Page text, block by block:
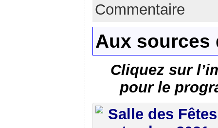
Commentaire
Aux sources
Cliquez sur
pour le